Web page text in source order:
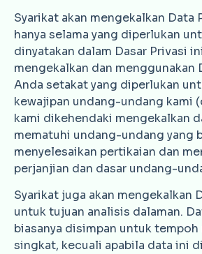
Syarikat akan mengekalkan Data
hanya selama yang diperlukan
dinyatakan dalam Dasar Privasi
mengekalkan dan menggunakan
Anda setakat yang diperlukan
kewajipan undang-undang kami
kami dikehendaki mengekalkan
mematuhi undang-undang yang
menyelesaikan pertikaian dan
perjanjian dan dasar undang-
Syarikat juga akan mengekalkan
untuk tujuan analisis dalaman.
biasanya disimpan untuk tempoh
singkat, kecuali apabila data ini